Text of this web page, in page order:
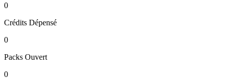
0
Crédits Dépensé
0
Packs Ouvert
0